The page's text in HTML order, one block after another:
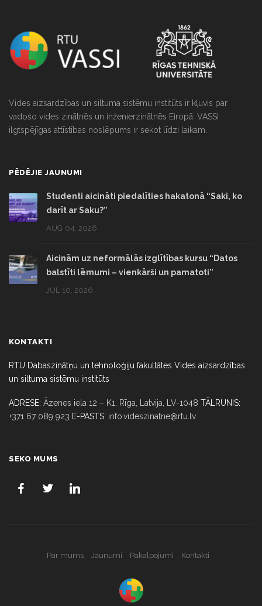
Vides aizsardzības un siltuma sistēmu institūts ir kļuvis par
vadošo vides zinātnēs un inženierzinātnēs Eiropā. VASSI
ilgtspējīgas attīstības noslēpums ir sekot līdzi laikam.
PĒDĒJIE JAUNUMI
Studenti aicināti piedalīties hakatonā “Saki, ko
darīt ar Saku?”
AUG 04, 2026
Aicinām uz neformālās izglītības kursu “Datos
balstīti lēmumi – vienkārši un pamatoti”
JUL 10, 2026
KONTAKTI
RTU Dabaszinātņu un tehnoloģiju fakultātes Vides aizsardzības
un siltuma sistēmu institūts
ADRESE: Āzenes iela 12 – K1, Rīga, Latvija, LV-1048 TĀLRUNIS:
+371 67 089 923 E-PASTS: info.videszinatne@rtu.lv
SEKO MUMS
Par mums Jaunumi Pakalpojumi Kontakti